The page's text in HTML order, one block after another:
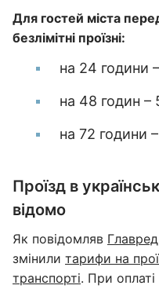
Для гостей міста
безлімітні проїзні:
на 24 години
на 48 годин –
на 72 години
Проїзд в
відомо
Як повідомляв Главред
змінили тарифи на
транспорті. При